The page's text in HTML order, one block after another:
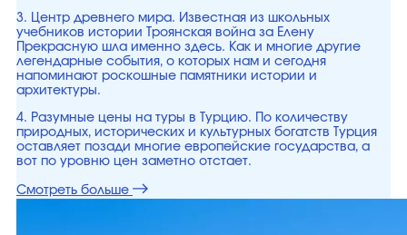
3. Центр древнего мира. Известная из школьных
учебников истории Троянская война за Елену
Прекрасную шла именно здесь. Как и многие другие
легендарные события, о которых нам и сегодня
напоминают роскошные памятники истории и
архитектуры.
4. Разумные цены на туры в Турцию. По количеству
природных, исторических и культурных богатств Турция
оставляет позади многие европейские государства, а
вот по уровню цен заметно отстает.
Смотреть больше